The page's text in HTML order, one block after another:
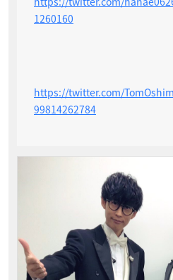
1260160
https://twitter.com/
99814262784